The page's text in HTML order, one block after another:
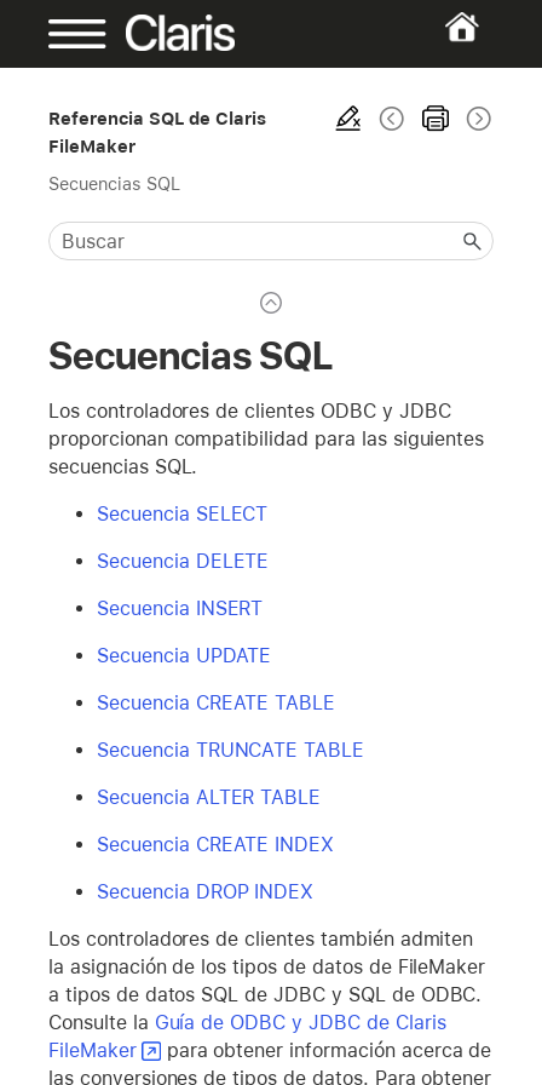
Referencia SQL de Claris
FileMaker
Secuencias SQL
Secuencias SQL
Los controladores de clientes ODBC y JDBC
proporcionan compatibilidad para las siguientes
secuencias SQL.
Secuencia SELECT
Secuencia DELETE
Secuencia INSERT
Secuencia UPDATE
Secuencia CREATE TABLE
Secuencia TRUNCATE TABLE
Secuencia ALTER TABLE
Secuencia CREATE INDEX
Secuencia DROP INDEX
Los controladores de clientes también admiten
la asignación de los tipos de datos de FileMaker
a tipos de datos SQL de JDBC y SQL de ODBC.
Consulte la Guía de ODBC y JDBC de Claris
FileMaker
para obtener información acerca de
las conversiones de tipos de datos. Para obtener